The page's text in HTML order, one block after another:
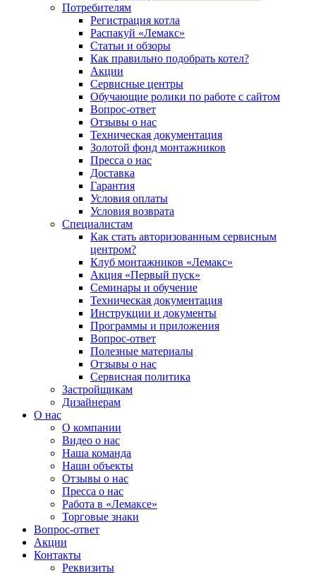
Потребителям
Регистрация котла
Распакуй «Лемакс»
Статьи и обзоры
Как правильно подобрать котел?
Акции
Сервисные центры
Обучающие ролики по работе с сайтом
Вопрос-ответ
Отзывы о нас
Техническая документация
Золотой фонд монтажников
Пресса о нас
Доставка
Гарантия
Условия оплаты
Условия возврата
Специалистам
Как стать авторизованным сервисным
центром?
Клуб монтажников «Лемакс»
Акция «Первый пуск»
Семинары и обучение
Техническая документация
Инструкции и документы
Программы и приложения
Вопрос-ответ
Полезные материалы
Отзывы о нас
Сервисная политика
Застройщикам
Дизайнерам
О нас
О компании
Видео о нас
Наша команда
Наши объекты
Отзывы о нас
Пресса о нас
Работа в «Лемаксе»
Торговые знаки
Вопрос-ответ
Акции
Контакты
Реквизиты